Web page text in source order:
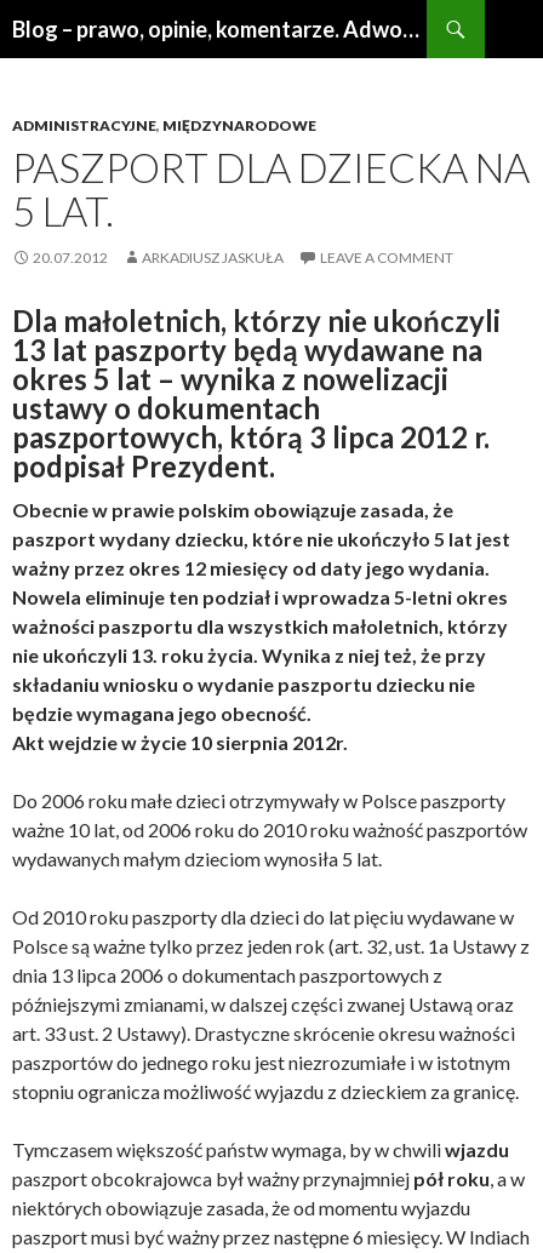
Blog – prawo, opinie, komentarze. Adwokat Poznań
ADMINISTRACYJNE, MIĘDZYNARODOWE
PASZPORT DLA DZIECKA NA
5 LAT.
20.07.2012 ARKADIUSZ JASKUŁA LEAVE A COMMENT
Dla małoletnich, którzy nie ukończyli
13 lat paszporty będą wydawane na
okres 5 lat – wynika z nowelizacji
ustawy o dokumentach
paszportowych, którą 3 lipca 2012 r.
podpisał Prezydent.
Obecnie w prawie polskim obowiązuje zasada, że
paszport wydany dziecku, które nie ukończyło 5 lat jest
ważny przez okres 12 miesięcy od daty jego wydania.
Nowela eliminuje ten podział i wprowadza 5-letni okres
ważności paszportu dla wszystkich małoletnich, którzy
nie ukończyli 13. roku życia. Wynika z niej też, że przy
składaniu wniosku o wydanie paszportu dziecku nie
będzie wymagana jego obecność.
Akt wejdzie w życie 10 sierpnia 2012r.
Do 2006 roku małe dzieci otrzymywały w Polsce paszporty
ważne 10 lat, od 2006 roku do 2010 roku ważność paszportów
wydawanych małym dzieciom wynosiła 5 lat.
Od 2010 roku paszporty dla dzieci do lat pięciu wydawane w
Polsce są ważne tylko przez jeden rok (art. 32, ust. 1a Ustawy z
dnia 13 lipca 2006 o dokumentach paszportowych z
późniejszymi zmianami, w dalszej części zwanej Ustawą oraz
art. 33 ust. 2 Ustawy). Drastyczne skrócenie okresu ważności
paszportów do jednego roku jest niezrozumiałe i w istotnym
stopniu ogranicza możliwość wyjazdu z dzieckiem za granicę.
Tymczasem większość państw wymaga, by w chwiliwjazdu
paszport obcokrajowca był ważny przynajmniej pół roku, a w
niektórych obowiązuje zasada, że od momentu wyjazdu
paszport musi być ważny przez następne 6 miesięcy. W Indiach